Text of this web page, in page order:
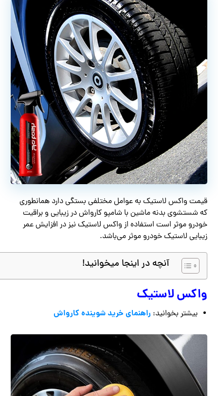
قیمت واکس لاستیک به عوامل مختلفی بستگی دارد همانطوری
که شستشوی بدنه ماشین با شامپو کارواش در زیبایی و براقیت
خودرو موثر است استفاده از واکس لاستیک نیز در افزایش عمر
زیبایی لاستیک خودرو موثر می‌باشد.
آنچه در اینجا میخوانید!
واکس لاستیک
بیشتر بخوانید: راهنمای خرید شوینده کارواش